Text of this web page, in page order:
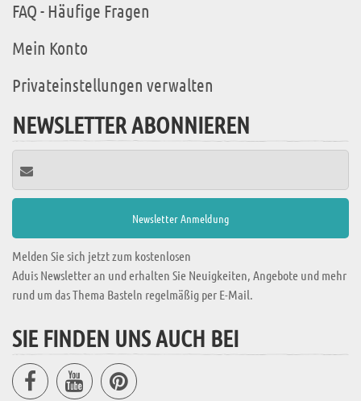
FAQ - Häufige Fragen
Mein Konto
Privateinstellungen verwalten
NEWSLETTER ABONNIEREN
Melden Sie sich jetzt zum kostenlosen
Aduis Newsletter an und erhalten Sie Neuigkeiten, Angebote und mehr
rund um das Thema Basteln regelmäßig per E-Mail.
SIE FINDEN UNS AUCH BEI